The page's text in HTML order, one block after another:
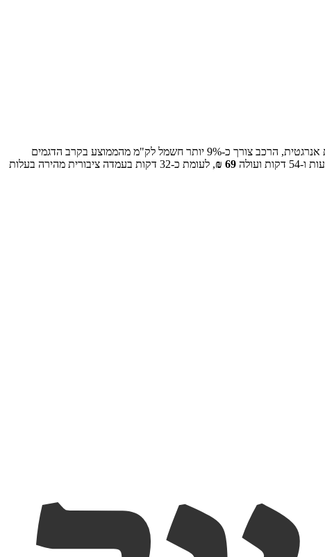
אנרגטית, הרכב צורך כ- 9 % יותר חשמל לק"מ מהממוצע בקרב הדגמים
ועולה 69
₪, לעומת כ-32 דקות בעמדה ציבורית מהירה בעלות